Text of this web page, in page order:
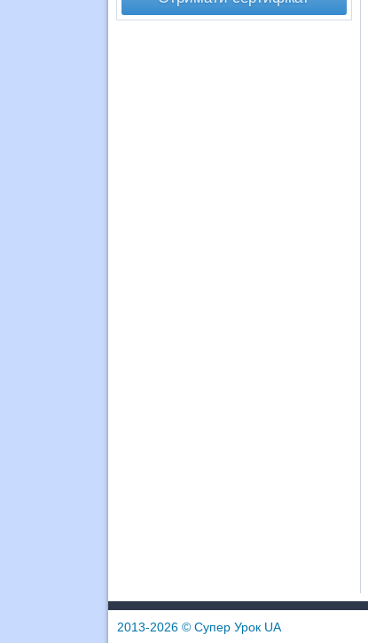
2013-2026© Супер Урок UA